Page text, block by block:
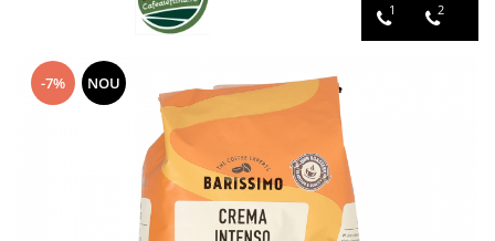
1 2
-7% NOU